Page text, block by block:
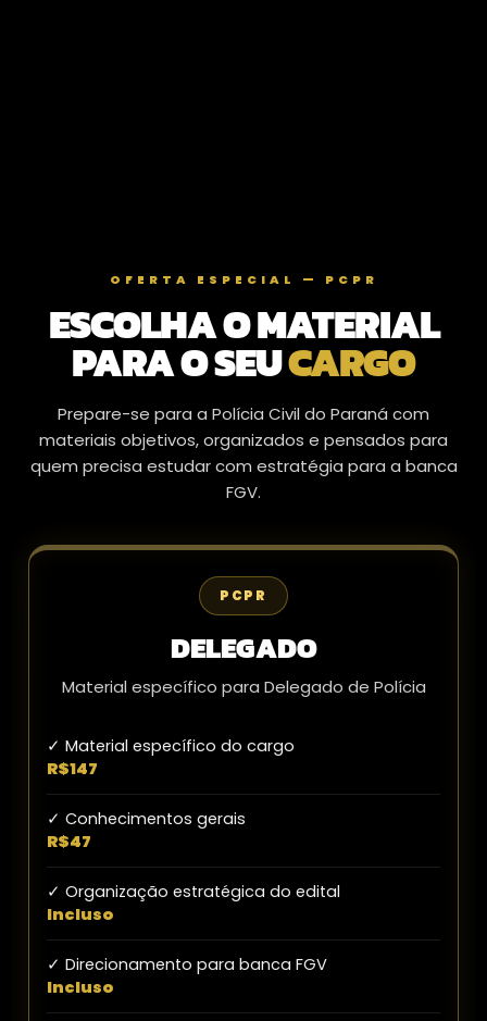
OFERTA ESPECIAL — PCPR
ESCOLHA O MATERIAL
PARA O SEUCARGO
Prepare-se para a Polícia Civil do Paraná com
materiais objetivos, organizados e pensados para
quem precisa estudar com estratégia para a banca
FGV.
PCPR
DELEGADO
Material específico para Delegado de Polícia
✓ Material específico do cargo
R$147
✓ Conhecimentos gerais
R$47
✓ Organização estratégica do edital
Incluso
✓ Direcionamento para banca FGV
Incluso